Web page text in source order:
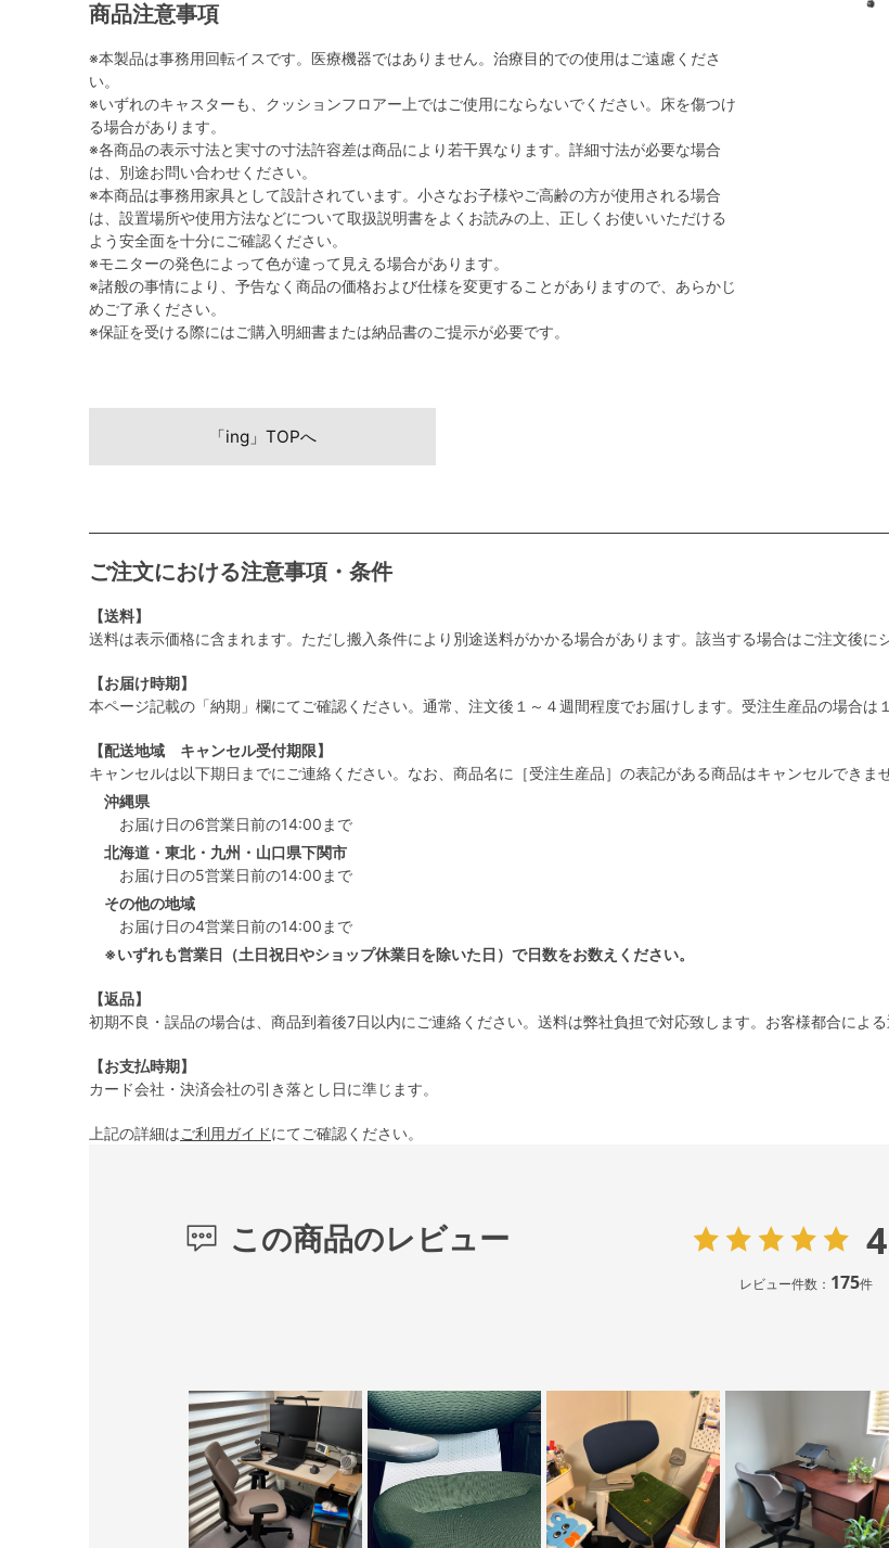
商品注意事項
※本製品は事務用回転イスです。医療機器ではありません。治療目的での使用はご遠慮くださ
い。
※いずれのキャスターも、クッションフロアー上ではご使用にならないでください。床を傷つけ
る場合があります。
※各商品の表示寸法と実寸の寸法許容差は商品により若干異なります。詳細寸法が必要な場合
は、別途お問い合わせください。
※本商品は事務用家具として設計されています。小さなお子様やご高齢の方が使用される場合
は、設置場所や使用方法などについて取扱説明書をよくお読みの上、正しくお使いいただける
よう安全面を十分にご確認ください。
※モニターの発色によって色が違って見える場合があります。
※諸般の事情により、予告なく商品の価格および仕様を変更することがありますので、あらかじ
めご了承ください。
※保証を受ける際にはご購入明細書または納品書のご提示が必要です。
「ing」TOPへ
ご注文における注意事項・条件
【送料】
送料は表示価格に含まれます。ただし搬入条件により別途送料がかかる場合があります。該当する場合はご注文後に
【お届け時期】
本ページ記載の「納期」欄にてご確認ください。通常、注文後１～４週間程度でお届けします。受注生産品の場合は
【配送地域 キャンセル受付期限】
キャンセルは以下期日までにご連絡ください。なお、商品名に［受注生産品］の表記がある商品はキャンセルできませ
沖縄県
お届け日の6営業日前の14:00まで
北海道・東北・九州・山口県下関市
お届け日の5営業日前の14:00まで
その他の地域
お届け日の4営業日前の14:00まで
※いずれも営業日（土日祝日やショップ休業日を除いた日）で日数をお数えください。
【返品】
初期不良・誤品の場合は、商品到着後7日以内にご連絡ください。送料は弊社負担で対応致します。お客様都合による
【お支払時期】
カード会社・決済会社の引き落とし日に準じます。
上記の詳細はご利用ガイドにてご確認ください。
この商品のレビュー
レビュー件数： 175件